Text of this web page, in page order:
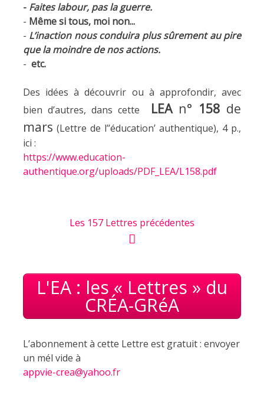
- Faites labour, pas la guerre.
- Même si tous, moi non...
- L’inaction nous conduira plus sûrement au pire
que la moindre de nos actions.
- etc.
Des idées à découvrir ou à approfondir, avec
bien d’autres, dans cette
LEAn° 158 de
mars (Lettre de l’’éducation’ authentique), 4 p.,
ici :
https://www.education-
authentique.org/uploads/PDF_LEA/L158.pdf
Les 157 Lettres précédentes
L'EA : les « Lettres » du
CRÉA-GRéA
L’abonnement à cette Lettre est gratuit : envoyer
un mél vide à
appvie-crea@yahoo.fr